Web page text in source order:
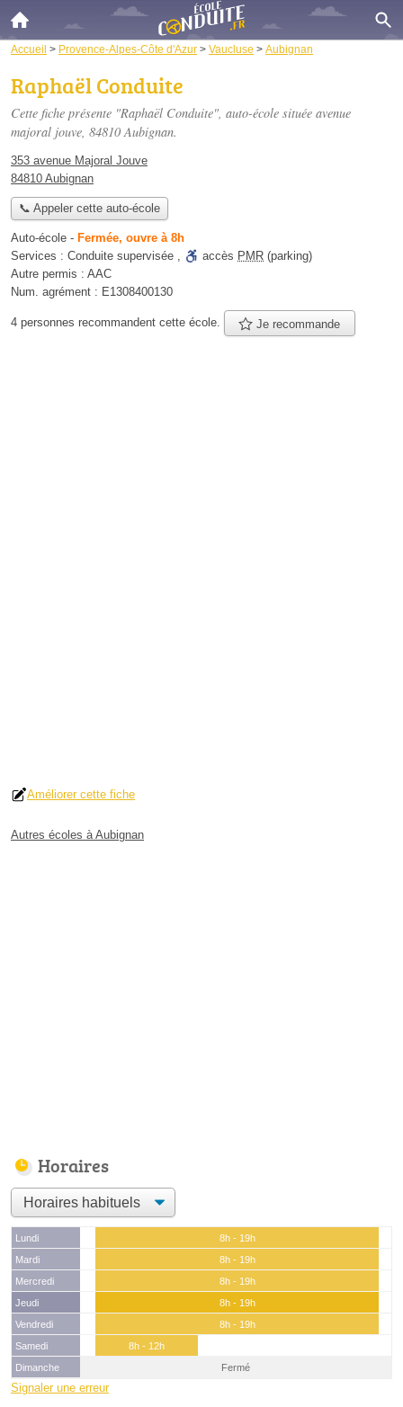
Accueil > Provence-Alpes-Côte d'Azur > Vaucluse > Aubignan
Raphaël Conduite
Cette fiche présente "Raphaël Conduite", auto-école située avenue
majoral jouve, 84810 Aubignan.
353 avenue Majoral Jouve
84810 Aubignan
📞 Appeler cette auto-école
Auto-école - Fermée, ouvre à 8h
Services : Conduite supervisée , accès PMR (parking)
Autre permis : AAC
Num. agrément : E1308400130
4 personnes recommandent cette école. Je recommande
Améliorer cette fiche
Autres écoles à Aubignan
Horaires
Lundi
8h - 19h
Mardi
8h - 19h
Mercredi
8h - 19h
Jeudi
8h - 19h
Vendredi
8h - 19h
Samedi
8h - 12h
Dimanche
Fermé
Signaler une erreur